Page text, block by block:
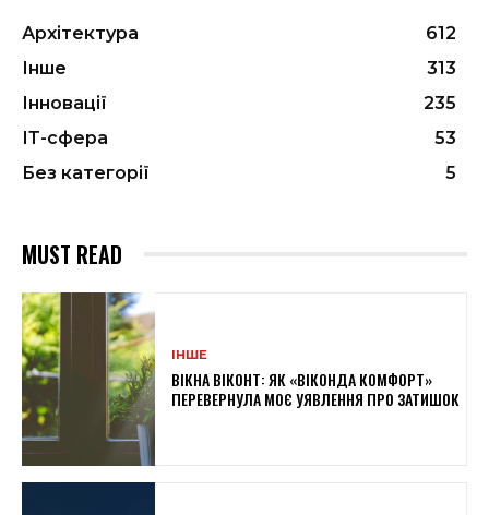
Архітектура
612
Інше
313
Інновації
235
ІТ-сфера
53
Без категорії
5
MUST READ
ІНШЕ
ВІКНА ВІКОНТ: ЯК «ВІКОНДА КОМФОРТ»
ПЕРЕВЕРНУЛА МОЄ УЯВЛЕННЯ ПРО ЗАТИШОК